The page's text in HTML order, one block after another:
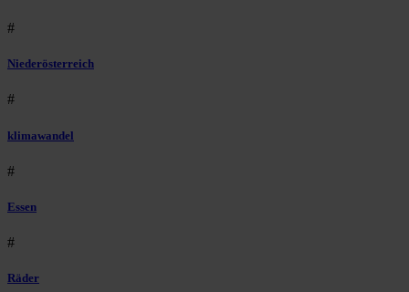
#
Niederösterreich
#
klimawandel
#
Essen
#
Räder